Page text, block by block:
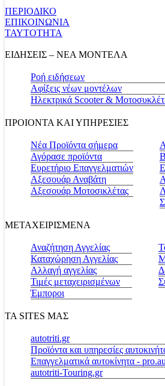
ΠΕΡΙΟΔΙΚΟ
ΕΠΙΚΟΙΝΩΝΙΑ
ΤΑΥΤΟΤΗΤΑ
ΕΙΔΗΣΕΙΣ – ΝΕΑ ΜΟΝΤΕΛΑ
Ροή ειδήσεων
Αφίξεις νέων μοντέλων
Ηλεκτρικά Scooter &
ΠΡΟΙΟΝΤΑ ΚΑΙ ΥΠΗΡΕΣΙΕΣ
Νέα Προϊόντα σήμερα
Αγόρασε προϊόντα
Ευρετήριο Επαγγελματιών
Αξεσουάρ Αναβάτη
Αξεσουάρ Μοτοσικλέτας
ΜΕΤΑΧΕΙΡΙΣΜΕΝΑ
Αναζήτηση Αγγελίας
Καταχώρηση Αγγελίας
Αλλαγή αγγελίας
Τιμές μεταχειρισμένων
Έμποροι
ΤΑ SITES ΜΑΣ
autotriti.gr
Προϊόντα και υπηρεσίες
Επαγγελματικά αυτοκίνητα -
autotriti-Touring.gr